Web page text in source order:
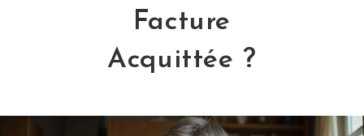
Facture
Acquittée ?